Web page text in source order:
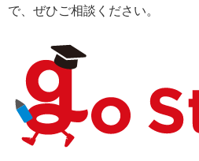
で、ぜひご相談ください。